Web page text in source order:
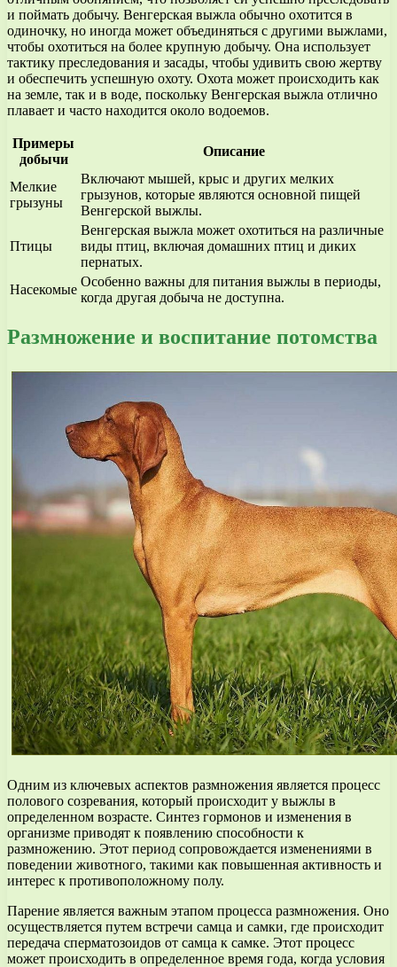
и поймать добычу. Венгерская выжла обычно охотится в
одиночку, но иногда может объединяться с другими выжлами,
чтобы охотиться на более крупную добычу. Она использует
тактику преследования и засады, чтобы удивить свою жертву
и обеспечить успешную охоту. Охота может происходить как
на земле, так и в воде, поскольку Венгерская выжла отлично
плавает и часто находится около водоемов.
Примеры
добычи
Описание
Мелкие
грызуны
Включают мышей, крыс и других мелких
грызунов, которые являются основной пищей
Венгерской выжлы.
Птицы
Венгерская выжла может охотиться на различные
виды птиц, включая домашних птиц и диких
пернатых.
Насекомые
Особенно важны для питания выжлы в периоды,
когда другая добыча не доступна.
Размножение и воспитание потомства
Одним из ключевых аспектов размножения является процесс
полового созревания, который происходит у выжлы в
определенном возрасте. Синтез гормонов и изменения в
организме приводят к появлению способности к
размножению. Этот период сопровождается изменениями в
поведении животного, такими как повышенная активность и
интерес к противоположному полу.
Парение является важным этапом процесса размножения. Оно
осуществляется путем встречи самца и самки, где происходит
передача сперматозоидов от самца к самке. Этот процесс
может происходить в определенное время года, когда условия